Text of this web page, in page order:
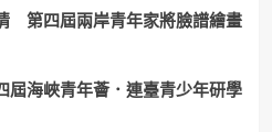
第四屆兩岸青年家將臉譜繪畫
海峽青年薈．連臺青少年研學